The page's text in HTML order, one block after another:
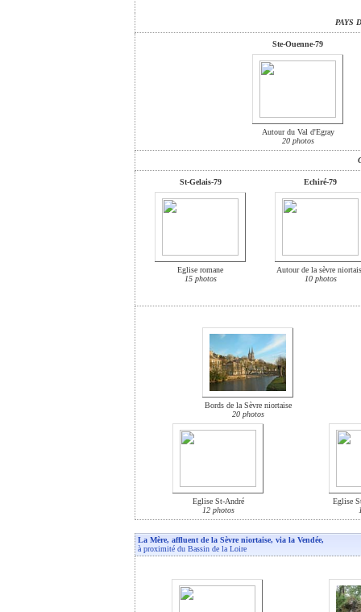
PAYS
Ste-Ouenne-79
Autour du Val d'Egray
20 photos
St-Gelais-79 Echiré-79
Eglise romane
15 photos
Autour de la sèvre
10 photos
Bords de la Sèvre niortaise
20 photos
Eglise St-André
12 photos
Eglise
La Mère, affluent de la Sèvre niortaise, via la Vendée,
à proximité du Bassin de la Loire